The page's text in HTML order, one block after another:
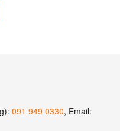
091 949 0330, Email: